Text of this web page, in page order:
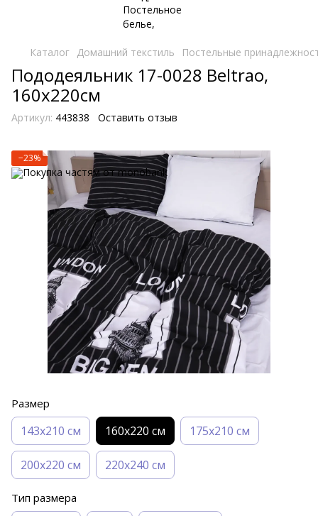
Каталог Домашний текстиль Постельные
Пододеяльник 17-0028 Beltrao,
160х220см
Артикул: 443838 Оставить отзыв
−23%
Размер
143х210 см 160х220 см 175х210 см
200х220 см 220x240 см
Тип размера